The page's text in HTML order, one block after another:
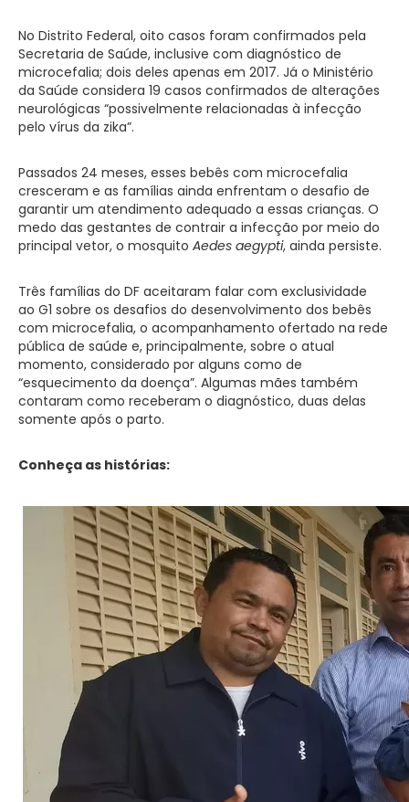
No Distrito Federal, oito casos foram confirmados pela
Secretaria de Saúde, inclusive com diagnóstico de
microcefalia; dois deles apenas em 2017. Já o Ministério
da Saúde considera 19 casos confirmados de alterações
neurológicas “possivelmente relacionadas à infecção
pelo vírus da zika”.
Passados 24 meses, esses bebês com microcefalia
cresceram e as famílias ainda enfrentam o desafio de
garantir um atendimento adequado a essas crianças. O
medo das gestantes de contrair a infecção por meio do
principal vetor, o mosquito Aedes aegypti, ainda persiste.
Três famílias do DF aceitaram falar com exclusividade
ao G1 sobre os desafios do desenvolvimento dos bebês
com microcefalia, o acompanhamento ofertado na rede
pública de saúde e, principalmente, sobre o atual
momento, considerado por alguns como de
“esquecimento da doença”. Algumas mães também
contaram como receberam o diagnóstico, duas delas
somente após o parto.
Conheça as histórias: